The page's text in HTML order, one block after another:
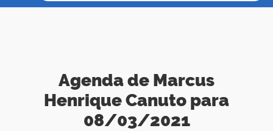
Agenda de Marcus
Henrique Canuto para
08/03/2021